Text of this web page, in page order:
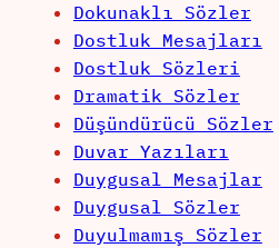
Dokunaklı Sözler
Dostluk Mesajları
Dostluk Sözleri
Dramatik Sözler
Düşündürücü Sözler
Duvar Yazıları
Duygusal Mesajlar
Duygusal Sözler
Duyulmamış Sözler